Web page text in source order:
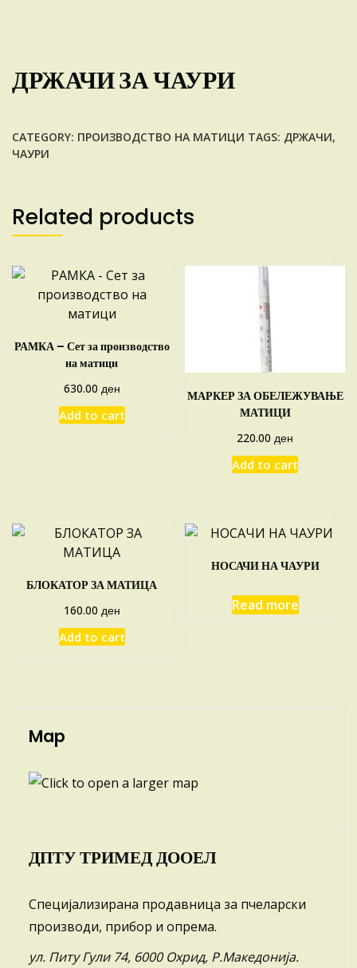
ДРЖАЧИ ЗА ЧАУРИ
CATEGORY: ПРОИЗВОДСТВО НА МАТИЦИ TAGS: ДРЖАЧИ,
ЧАУРИ
Related products
РАМКА – Сет за производство
на матици
630.00 ден
Add to cart
МАРКЕР ЗА ОБЕЛЕЖУВАЊЕ
МАТИЦИ
220.00ден
Add to cart
БЛОКАТОР ЗА МАТИЦА
160.00 ден
Add to cart
НОСАЧИ НА ЧАУРИ
Read more
Map
ДПТУ ТРИМЕД ДООЕЛ
Специјализирана продавница за пчеларски
производи, прибор и опрема.
ул. Питу Гули 74, 6000 Охрид, Р.Македонија.